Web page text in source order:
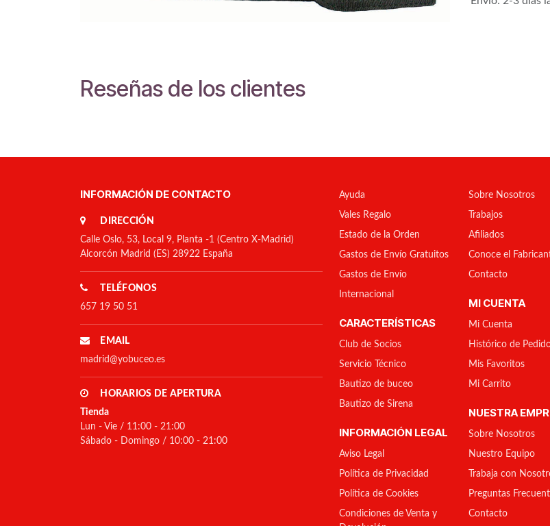
Reseñas de los clientes
INFORMACIÓN DE CONTACTO
DIRECCIÓN
Calle Oslo, 53, Local 9, Planta -1 (Centro X-Madrid)
Alcorcón Madrid (ES) 28922 España
TELÉFONOS
657 19 50 51
EMAIL
madrid@yobuceo.es
HORARIOS DE APERTURA
Tienda
Lun - Vie / 11:00 - 21:00
Sábado - Domingo / 10:00 - 21:00
Ayuda
Vales Regalo
Estado de la Orden
Gastos de Envío Gratuitos
Gastos de Envío
Internacional
CARACTERÍSTICAS
Club de Socios
Servicio Técnico
Bautizo de buceo
Bautizo de Sirena
INFORMACIÓN LEGAL
Aviso Legal
Política de Privacidad
Política de Cookies
Condiciones de Venta y
Sobre Nosotros
Trabajos
Afiliados
Conoce el
Contacto
MI CUENTA
Mi Cuenta
Histórico de
Mis Favoritos
Mi Carrito
NUESTRA
Sobre Nosotros
Nuestro Equipo
Trabaja con
Preguntas
Contacto